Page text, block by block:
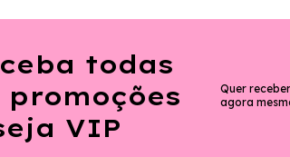
todas
promoções
VIP
Quer
agora